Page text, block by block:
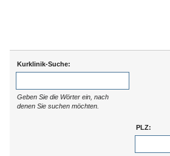
Kurklinik-Suche:
Geben Sie die Wörter ein, nach
denen Sie suchen möchten.
PLZ: